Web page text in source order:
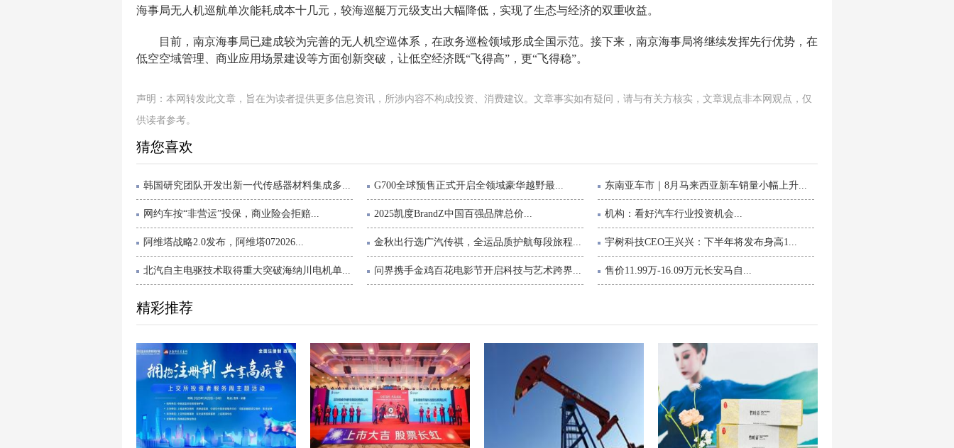
海事局无人机巡航单次能耗成本十几元，较海巡艇万元级支出大幅降低，实现了生态与经济的双重收益。
目前，南京海事局已建成较为完善的无人机空巡体系，在政务巡检领域形成全国示范。接下来，南京海事局将继续发挥先行优势，在
低空空域管理、商业应用场景建设等方面创新突破，让低空经济既“飞得高”，更“飞得稳”。
声明：本网转发此文章，旨在为读者提供更多信息资讯，所涉内容不构成投资、消费建议。文章事实如有疑问，请与有关方核实，文章观点非本网观点，仅
供读者参考。
猜您喜欢
韩国研究团队开发出新一代传感器材料集成多... G700全球预售正式开启全领域豪华越野最... 东南亚车市｜8月马来西亚新车销量小幅上升...
网约车按“非营运”投保，商业险会拒赔... 2025凯度BrandZ中国百强品牌总价... 机构：看好汽车行业投资机会...
阿维塔战略2.0发布，阿维塔072026... 金秋出行选广汽传祺，全运品质护航每段旅程... 宇树科技CEO王兴兴：下半年将发布身高1...
北汽自主电驱技术取得重大突破海纳川电机单... 问界携手金鸡百花电影节开启科技与艺术跨界... 售价11.99万-16.09万元长安马自...
精彩推荐